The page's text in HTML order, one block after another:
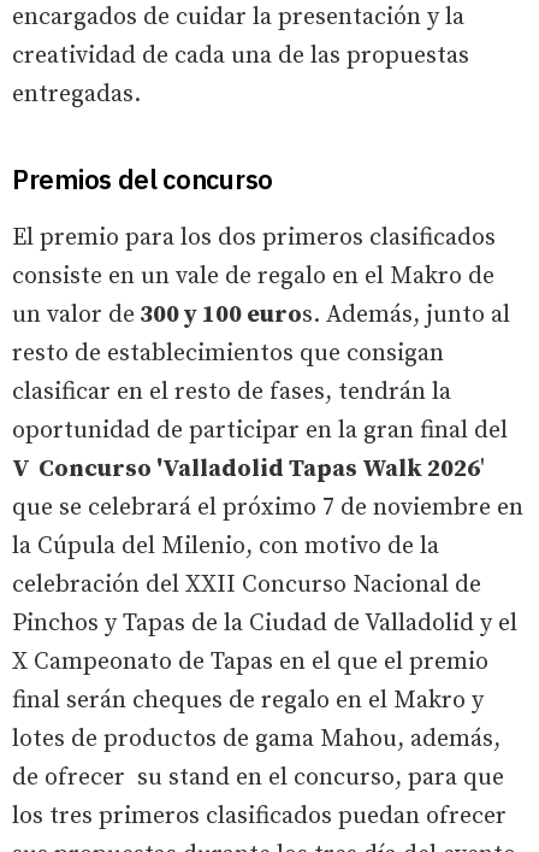
encargados de cuidar la presentación y la
creatividad de cada una de las propuestas
entregadas.
Premios del concurso
El premio para los dos primeros clasificados
consiste en un vale de regalo en el Makro de
un valor de 300 y 100 euros. Además, junto al
resto de establecimientos que consigan
clasificar en el resto de fases, tendrán la
oportunidad de participar en la gran final del
V Concurso 'Valladolid Tapas Walk 2026'
que se celebrará el próximo 7 de noviembre en
la Cúpula del Milenio, con motivo de la
celebración del XXII Concurso Nacional de
Pinchos y Tapas de la Ciudad de Valladolid y el
X Campeonato de Tapas en el que el premio
final serán cheques de regalo en el Makro y
lotes de productos de gama Mahou, además,
de ofrecer su stand en el concurso, para que
los tres primeros clasificados puedan ofrecer